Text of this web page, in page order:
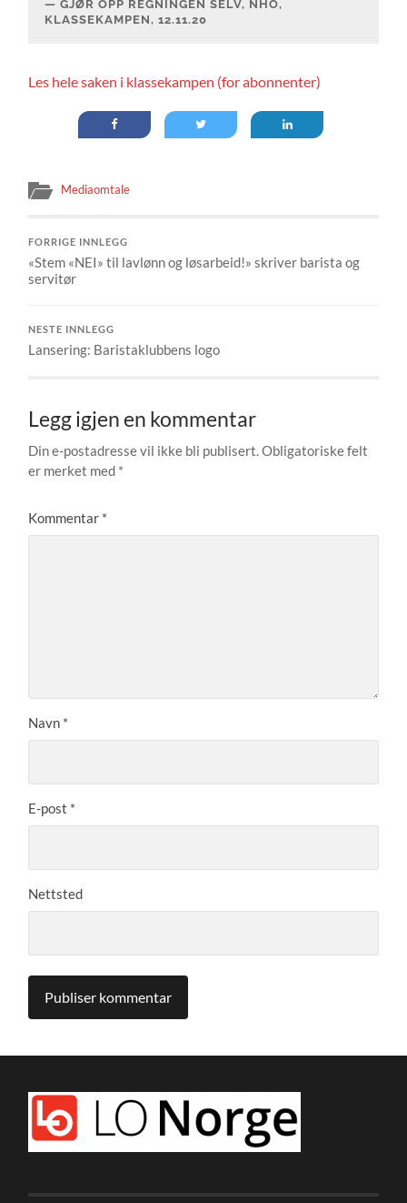
GJØR OPP REGNINGEN SELV, NHO,
KLASSEKAMPEN, 12.11.20
Les hele saken i klassekampen (for abonnenter)
Mediaomtale
FORRIGE INNLEGG
«Stem «NEI» til lavlønn og løsarbeid!» skriver barista og
servitør
NESTE INNLEGG
Lansering: Baristaklubbens logo
Legg igjen en kommentar
Din e-postadresse vil ikke bli publisert. Obligatoriske felt
er merket med *
Kommentar *
Navn *
E-post *
Nettsted